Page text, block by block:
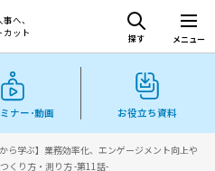
へ、
カット
探す メニュー
ナー･動画 お役立ち資料
から学ぶ】業務効率化、エンゲージメント向上や
くり方・測り方 -第11話-